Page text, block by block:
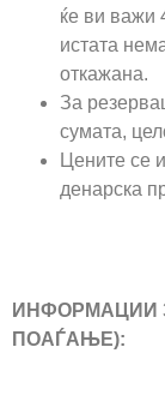
ќе ви важи
истата
откажана.
За
сумата,
Цените се
денарска
ИНФОРМАЦИИ
ПОАЃАЊЕ):